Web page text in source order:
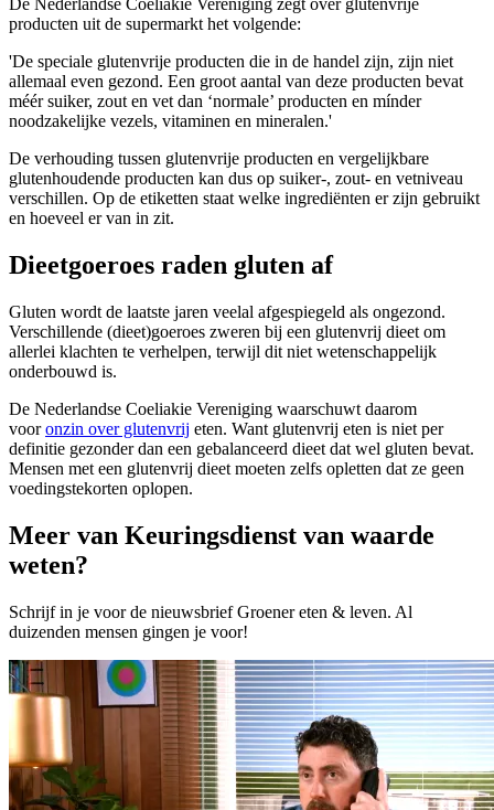
De Nederlandse Coeliakie Vereniging zegt over glutenvrije
producten uit de supermarkt het volgende:
'De speciale glutenvrije producten die in de handel zijn, zijn niet
allemaal even gezond. Een groot aantal van deze producten bevat
méér suiker, zout en vet dan ‘normale’ producten en mínder
noodzakelijke vezels, vitaminen en mineralen.'
De verhouding tussen glutenvrije producten en vergelijkbare
glutenhoudende producten kan dus op suiker-, zout- en vetniveau
verschillen. Op de etiketten staat welke ingrediënten er zijn gebruikt
en hoeveel er van in zit.
Dieetgoeroes raden gluten af
Gluten wordt de laatste jaren veelal afgespiegeld als ongezond.
Verschillende (dieet)goeroes zweren bij een glutenvrij dieet om
allerlei klachten te verhelpen, terwijl dit niet wetenschappelijk
onderbouwd is.
De Nederlandse Coeliakie Vereniging waarschuwt daarom
vooronzin over glutenvrij eten. Want glutenvrij eten is niet per
definitie gezonder dan een gebalanceerd dieet dat wel gluten bevat.
Mensen met een glutenvrij dieet moeten zelfs opletten dat ze geen
voedingstekorten oplopen.
Meer van Keuringsdienst van waarde
weten?
Schrijf in je voor de nieuwsbrief Groener eten & leven. Al
duizenden mensen gingen je voor!